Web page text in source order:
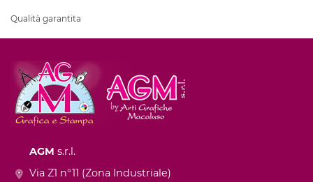
Qualità garantita
AGM s.r.l.
Via Z1 n°11 (Zona Industriale)